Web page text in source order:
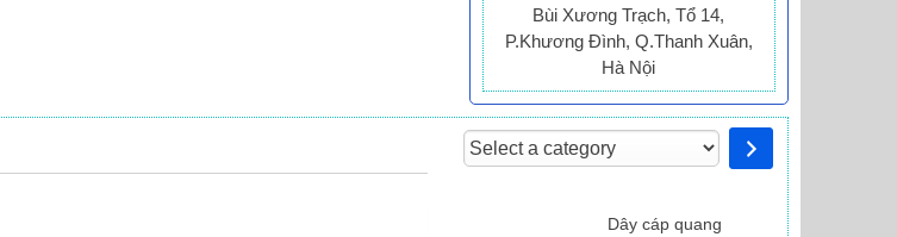
Bùi Xương Trạch, Tổ 14,
P.Khương Đình, Q.Thanh Xuân,
Hà Nội
Select
a
Dây cáp quang